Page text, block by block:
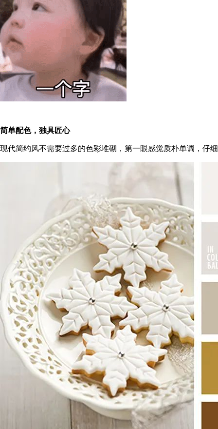
简单配色，独具匠心
现代简约风不需要过多的色彩堆砌，第一眼感觉质朴单调，仔